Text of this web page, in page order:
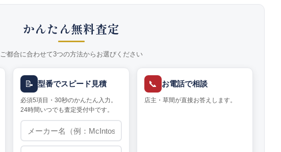
かんたん無料査定
ご都合に合わせて3つの方法からお選びください
📝 型番でスピード見積
必須5項目・30秒のかんたん入力。
24時間いつでも査定受付中です。
📞 お電話で相談
店主・草間が直接お答えします。